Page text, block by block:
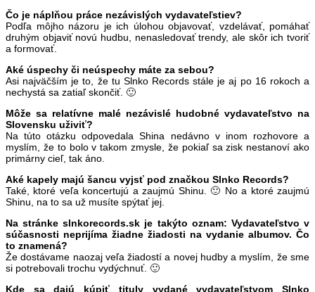
Čo je náplňou práce nezávislých vydavateľstiev?
Podľa môjho názoru je ich úlohou objavovať, vzdelávať, pomáhať
druhým objaviť novú hudbu, nenasledovať trendy, ale skôr ich tvoriť
a formovať.
Aké úspechy či neúspechy máte za sebou?
Asi najväčším je to, že tu Slnko Records stále je aj po 16 rokoch a
nechystá sa zatiaľ skončiť. 🙂
Môže sa relatívne malé nezávislé hudobné vydavateľstvo na
Slovensku uživiť?
Na túto otázku odpovedala Shina nedávno v inom rozhovore a
myslím, že to bolo v takom zmysle, že pokiaľ sa zisk nestanoví ako
primárny cieľ, tak áno.
Aké kapely majú šancu vyjsť pod značkou Slnko Records?
Také, ktoré veľa koncertujú a zaujmú Shinu. 🙂 No a ktoré zaujmú
Shinu, na to sa už musíte spýtať jej.
Na stránke slnkorecords.sk je takýto oznam: Vydavateľstvo v
súčasnosti neprijíma žiadne žiadosti na vydanie albumov. Čo
to znamená?
Že dostávame naozaj veľa žiadostí a novej hudby a myslím, že sme
si potrebovali trochu vydýchnuť. 🙂
Kde sa dajú kúpiť tituly vydané vydavateľstvom Slnko